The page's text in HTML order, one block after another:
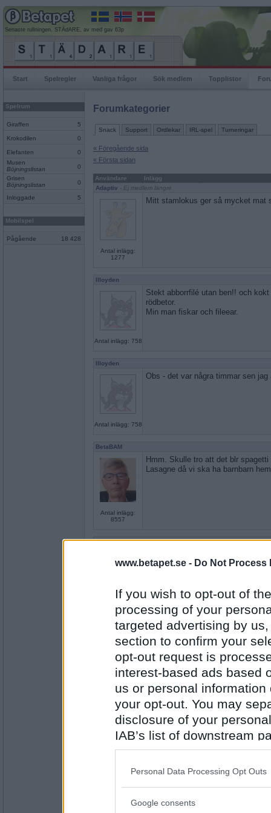
www.betapet.se - Do Not Process
If you wish to opt-out of
processing of your
targeted advertising by
section to confirm your
opt-out request is
interest-based ads based
us or personal
your opt-out. You may
disclosure of your
IAB’s list of downstream
also be disclosed by us
Downstream Participants
Please note that this
Personal Data Processing Opt Outs
Google consents
Senaste rullningen, STÄdARE, av med gav 63p
Start Spelregler Vanliga frågor Sök medlem Topplistor
Spelrum
Giraffen 5
Krokodilen 0
Elefanten
0
Musen
Böjningslistan
0
Grisen
Böjningslistan
0
Inloggade 5
Mobilspel
Pågående 18 428
Forumkategorier
Snack Support Ordlekar IRL-spel Turneringar
« Föregående sida
« Första sidan
Användare
Inlägg
Adaptiv - Ej medlem längre
Antal inlägg:
1277
Mitt stamlokus ger så mycket mat
llloyden
Antal inlägg: 758
Stekt abborrfilé utan ben!! och
rödbetor.
Min man fiskar och fileear.
llloyden
Antal inlägg: 758
Obs - det var några timmar sen jag
BetaBAM
Antal inlägg:
8557
Hmm. Skulle tro att det blr
Lasagne då vi ska ha barnbarn
en dum en
Antal inlägg:
13194
Gubben får lite extra tillbehör till :)
tanja77
Sloppy Joe's latmansmat! :-D
kiwiskal
Antal inlägg:
Jordnötsbiff, qinoua, böngroddar